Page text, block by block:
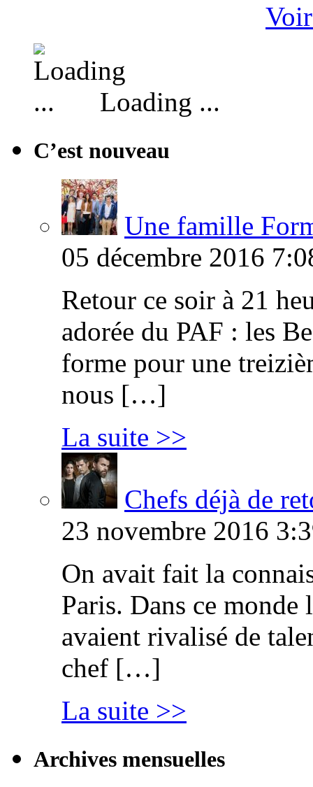
Loading ...
C’est nouveau
Une famille
05 décembre 2016
Retour ce soir à 21
adorée du PAF : les
forme pour une
nous […]
La suite >>
Chefs déjà de
23 novembre 2016
On avait fait la
Paris. Dans ce
avaient rivalisé de
chef […]
La suite >>
Archives mensuelles